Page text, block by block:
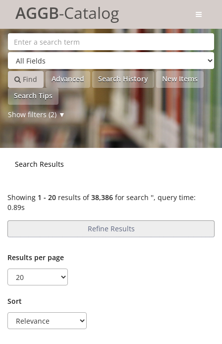
38,386
AGGB-Catalog
Find Advanced Search History
New Items
Search Tips
Show filters (2)
Search Results
Showing 1 - 20 results of38,386 for search '', query time:
0.89s
Refine Results
Results per page
Sort